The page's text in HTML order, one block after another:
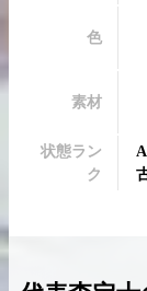
色
素材
状態ラン
ク